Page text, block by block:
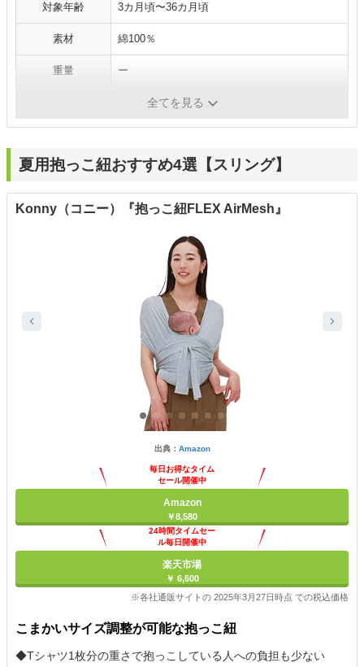
対象年齢 3カ月頃〜36カ月頃
素材 綿100％
重量 ー
ダークブラック、ブルー
全てを見る
夏用抱っこ紐おすすめ4選【スリング】
Konny（コニー）『抱っこ紐FLEX AirMesh』
出典： Amazon
毎日お得なタイム
セール開催中
Amazon
￥8,580
24時間タイムセー
ル毎日開催中
楽天市場
￥ 6,600
※各社通販サイトの 2025年3月27日時点 での税込価格
こまかいサイズ調整が可能な抱っこ紐
◆Tシャツ1枚分の重さで抱っこしている人への負担も少ない